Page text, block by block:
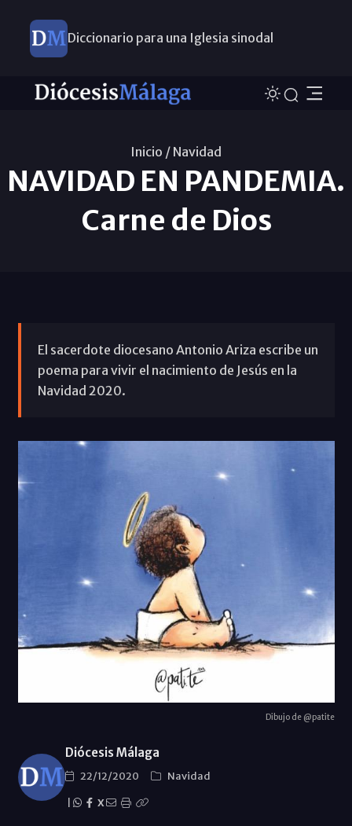
Diccionario para una Iglesia sinodal
Nuevos nombramientos
Inicio / Navidad
NAVIDAD EN PANDEMIA.
Carne de Dios
El sacerdote diocesano Antonio Ariza escribe un
poema para vivir el nacimiento de Jesús en la
Navidad 2020.
Dibujo de @patite
Diócesis Málaga
22/12/2020
Navidad
X